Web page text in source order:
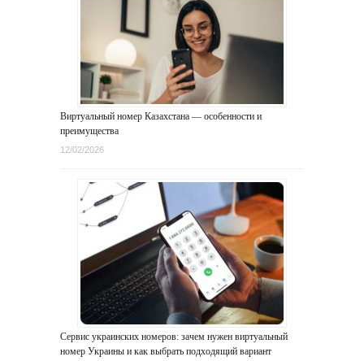
Виртуальный номер Казахстана — особенности и
преимущества
12/02/2026
Сервис украинских номеров: зачем нужен виртуальный
номер Украины и как выбрать подходящий вариант